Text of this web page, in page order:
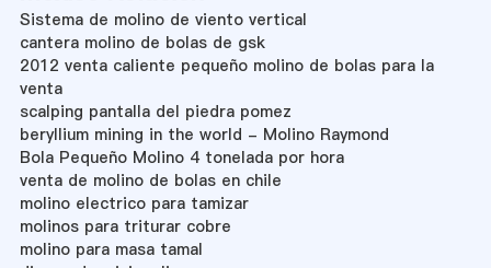
Sistema de molino de viento vertical
cantera molino de bolas de gsk
2012 venta caliente pequeño molino de bolas para la
venta
scalping pantalla del piedra pomez
beryllium mining in the world - Molino Raymond
Bola Pequeño Molino 4 tonelada por hora
venta de molino de bolas en chile
molino electrico para tamizar
molinos para triturar cobre
molino para masa tamal